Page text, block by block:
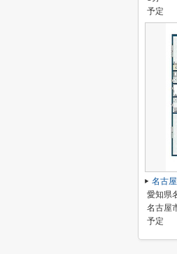
予定
愛知県
名古屋
予定